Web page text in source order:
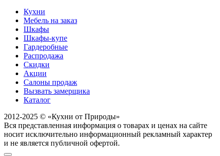
Кухни
Мебель на заказ
Шкафы
Шкафы-купе
Гардеробные
Распродажа
Скидки
Акции
Салоны продаж
Вызвать замерщика
Каталог
2012-2025 © «Кухни от Природы»
Вся представленная информация о товарах и ценах на сайте
носит исключительно информационный рекламный характер
и не является публичной офертой.